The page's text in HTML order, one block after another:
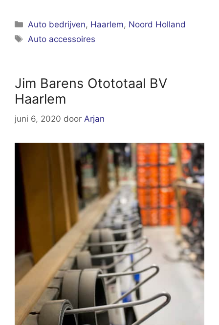
Categorieën
Auto bedrijven, Haarlem, Noord Holland
Tags
Auto accessoires
Jim Barens Otototaal BV
Haarlem
juni 6, 2020 door Arjan